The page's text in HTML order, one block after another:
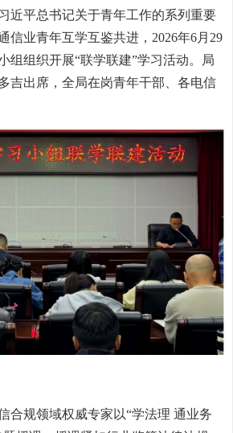
近平总书记关于青年工作的系列重要
信业青年互学互鉴共进，2026年6月29
组组织开展“联学联建”学习活动。局
吉出席，全局在岗青年干部、各电信
合规领域权威专家以“学法理 通业务